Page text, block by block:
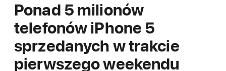
Ponad 5 milionów
telefonów iPhone 5
sprzedanych w trakcie
pierwszego weekendu